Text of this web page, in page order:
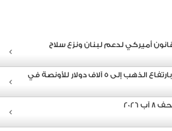
أميركي لدعم لبنان ونزع سلاح
توقّعات بارتفاع الذهب إلى 5 آلاف دولار للأونصة في
2026